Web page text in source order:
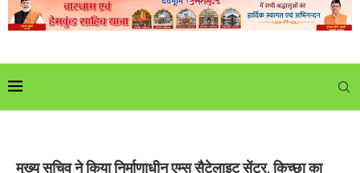
मुख्य सचिव ने किया निर्माणाधीन एम्स सैटेलाइट सेंटर, किच्छा का